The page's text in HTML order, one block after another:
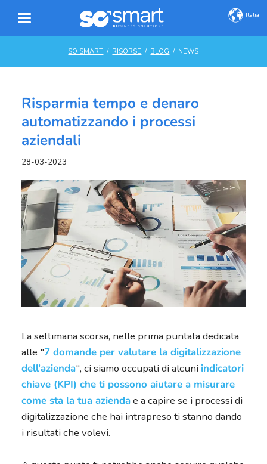
Italia
SO SMART RISORSE BLOG NEWS
Risparmia tempo e denaro
automatizzando i processi
aziendali
28-03-2023
La settimana scorsa, nelle prima puntata dedicata
alle "7 domande per valutare la digitalizzazione
dell'azienda", ci siamo occupati di alcuni indicatori
chiave (KPI) che ti possono aiutare a misurare
come sta la tua aziendae a capire se i processi di
digitalizzazione che hai intrapreso ti stanno dando
i risultati che volevi.